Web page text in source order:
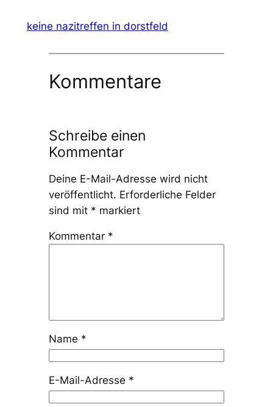
keine nazitreffen in dorstfeld
Kommentare
Schreibe einen
Kommentar
Deine E-Mail-Adresse wird nicht
veröffentlicht. Erforderliche Felder
sind mit * markiert
Kommentar *
Name *
E-Mail-Adresse *